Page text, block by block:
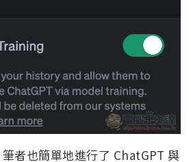
者也簡單地進行了 ChatGPT 與